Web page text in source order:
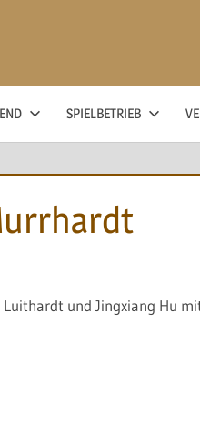
SPIELBETRIEB
und Jingxiang Hu